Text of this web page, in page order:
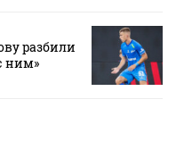
разбили
ним»